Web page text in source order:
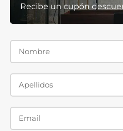
Recibe un cupón